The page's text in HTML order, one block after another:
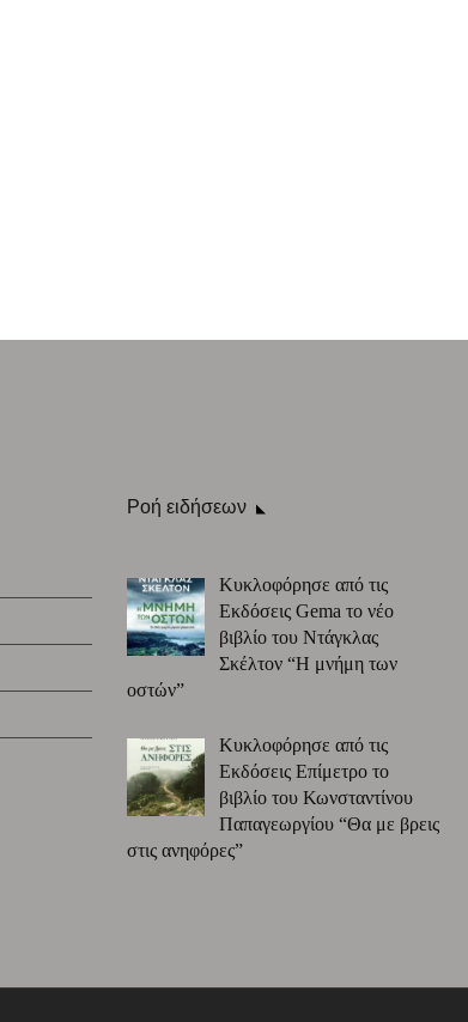
Ροή ειδήσεων
Κυκλοφόρησε από τις
Εκδόσεις Gema το νέο
βιβλίο του Ντάγκλας
Σκέλτον “Η μνήμη των
οστών”
Κυκλοφόρησε από τις
Εκδόσεις Επίμετρο το
βιβλίο του Κωνσταντίνου
Παπαγεωργίου “Θα με βρεις
στις ανηφόρες”